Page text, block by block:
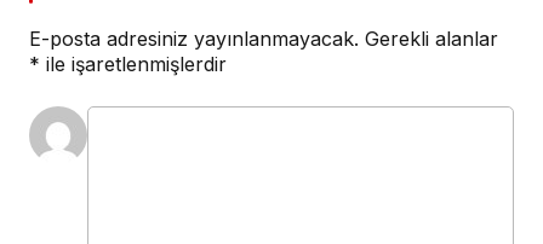
E-posta adresiniz yayınlanmayacak. Gerekli alanlar
* ile işaretlenmişlerdir